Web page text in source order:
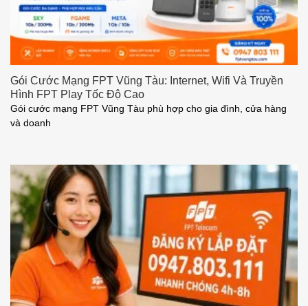
Gói Cước Mạng FPT Vũng Tàu: Internet, Wifi Và Truyền
Hình FPT Play Tốc Độ Cao
Gói cước mạng FPT Vũng Tàu phù hợp cho gia đình, cửa hàng
và doanh